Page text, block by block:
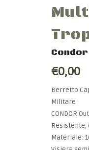
Condor
€0,00
Berretto
Militare
CONDOR
Resistente,
Materiale: